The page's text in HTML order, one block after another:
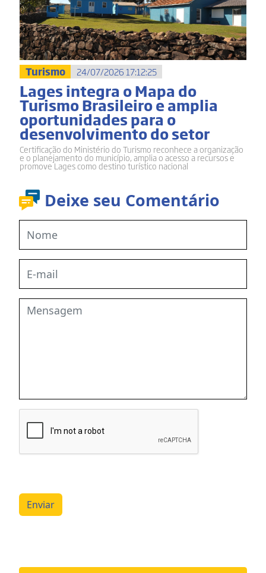
Deixe seu Comentário
Enviar
Turismo 24/07/2026 17:12:25
Lages integra o Mapa do
Turismo Brasileiro e amplia
oportunidades para o
desenvolvimento do setor
Certificação do Ministério do Turismo reconhece a organização
e o planejamento do município, amplia o acesso a recursos e
promove Lages como destino turístico nacional